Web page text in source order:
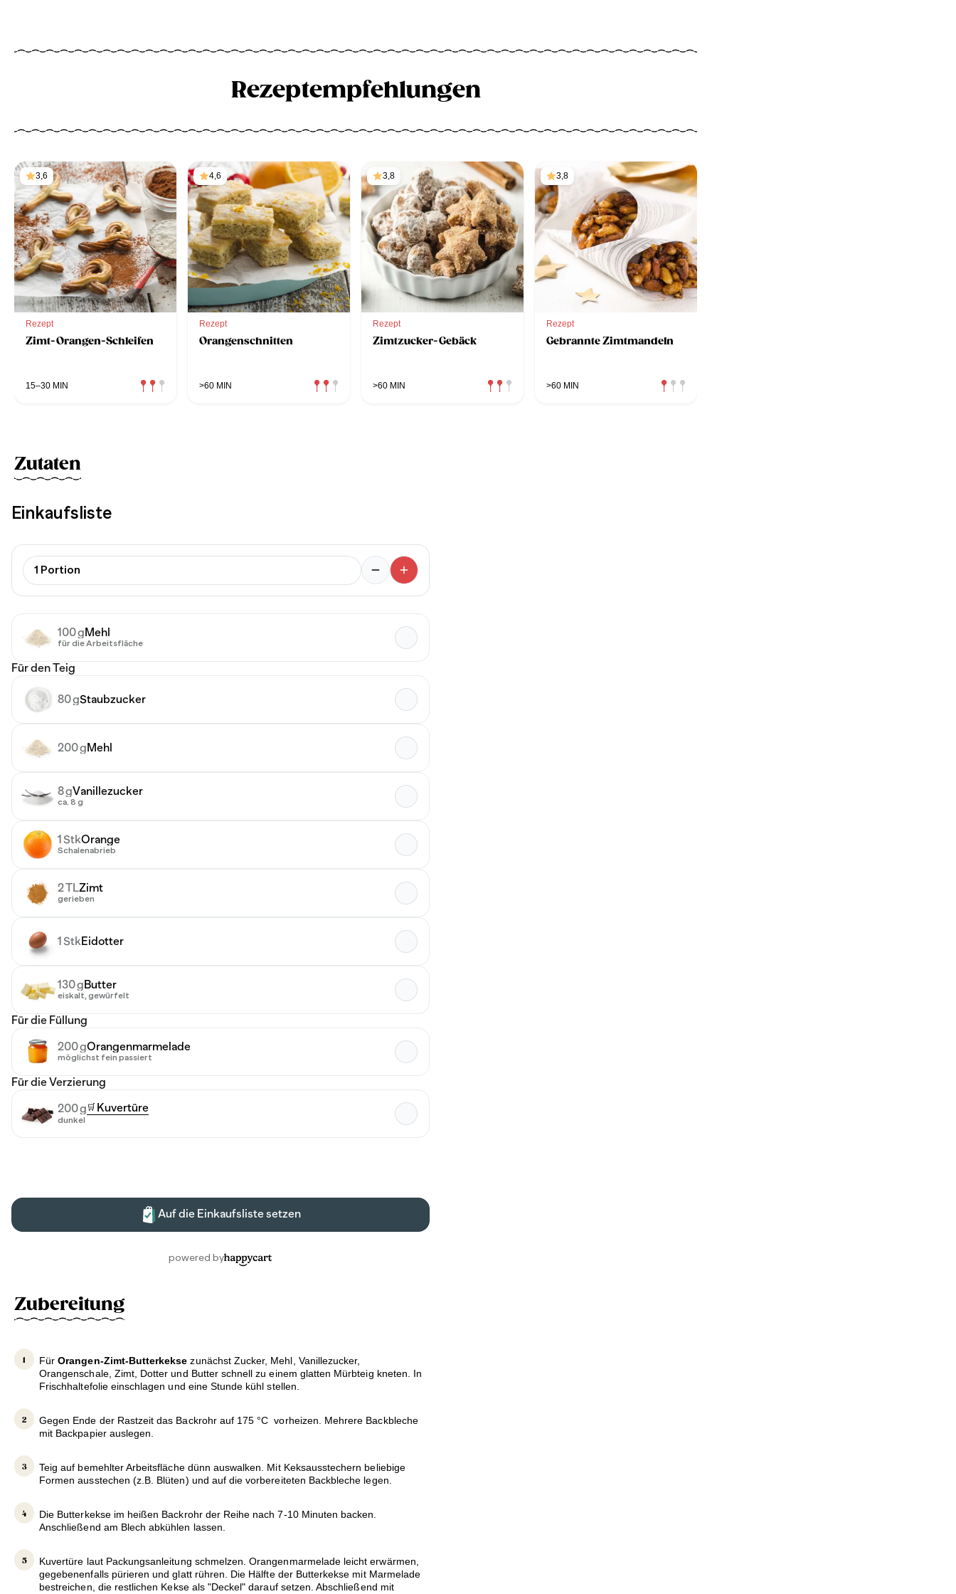
Rezeptempfehlungen
3,6
Rezept
Zimt-Orangen-Schleifen
15–30 MIN
4,6
Rezept
Orangenschnitten
>60 MIN
3,8
Rezept
Zimtzucker-Gebäck
>60 MIN
3,8
Rezept
Gebrannte Zimtmandeln
>60 MIN
Zutaten
Zubereitung
FürOrangen-Zimt-Butterkekse zunächst Zucker, Mehl, Vanillezucker,
Orangenschale, Zimt, Dotter und Butter schnell zu einem glatten Mürbteig kneten. In
Frischhaltefolie einschlagen und eine Stunde kühl stellen.
Gegen Ende der Rastzeit das Backrohr auf 175 °C vorheizen. Mehrere Backbleche
mit Backpapier auslegen.
Teig auf bemehlter Arbeitsfläche dünn auswalken. Mit Keksausstechern beliebige
Formen ausstechen (z.B. Blüten) und auf die vorbereiteten Backbleche legen.
Die Butterkekse im heißen Backrohr der Reihe nach 7-10 Minuten backen.
Anschließend am Blech abkühlen lassen.
Kuvertüre laut Packungsanleitung schmelzen. Orangenmarmelade leicht erwärmen,
gegebenenfalls pürieren und glatt rühren. Die Hälfte der Butterkekse mit Marmelade
bestreichen, die restlichen Kekse als "Deckel" darauf setzen. Abschließend mit